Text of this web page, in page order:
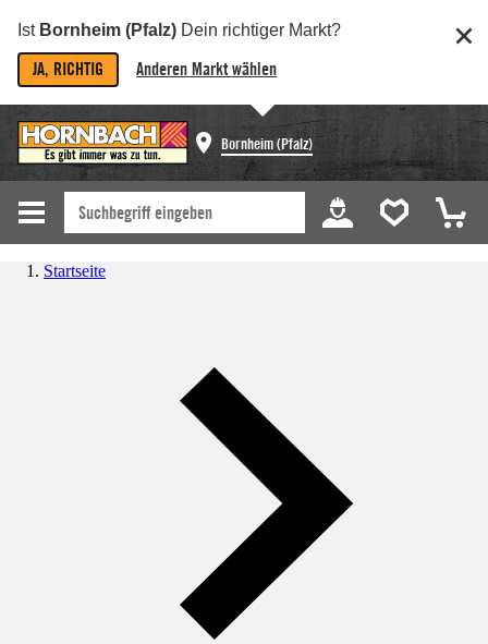
Ist Bornheim (Pfalz) Dein richtiger Markt?
JA, RICHTIG Anderen Markt wählen
Bornheim (Pfalz)
Startseite